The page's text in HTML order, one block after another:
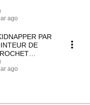
ago
PAR
DE
ago